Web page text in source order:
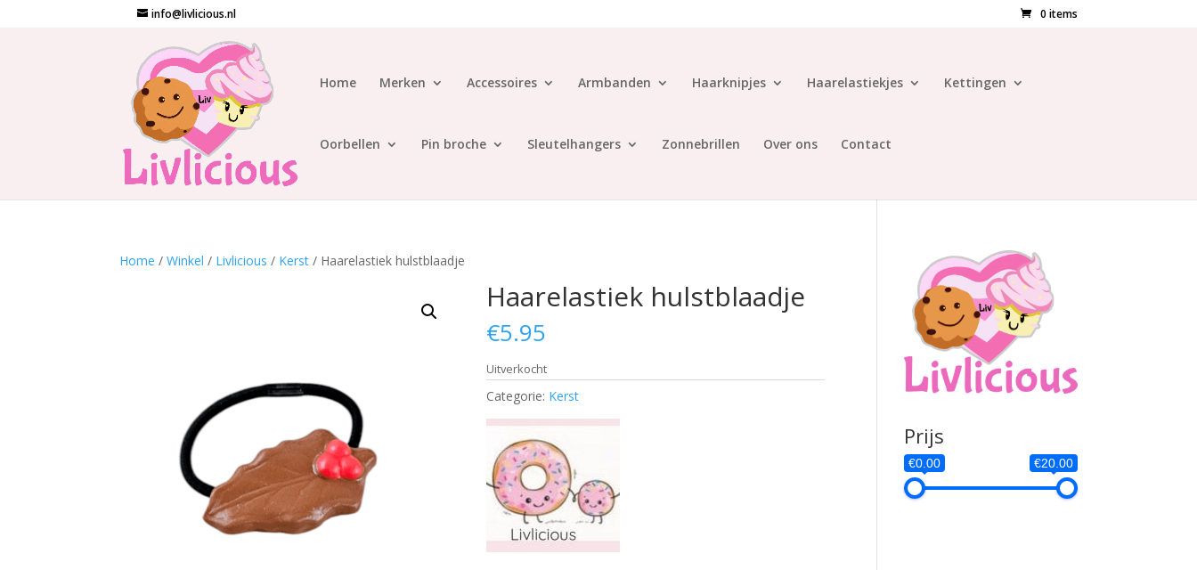
info@livlicious.nl 0 items
Home Merken Accessoires Armbanden Haarknipjes Haarelastiekjes Kettingen
Oorbellen Pin broche Sleutelhangers Zonnebrillen Over ons Contact
Home /Winkel / Livlicious / Kerst / Haarelastiek hulstblaadje
Haarelastiek hulstblaadje
€5.95
Uitverkocht
Categorie: Kerst
Prijs
€0.00 €20.00